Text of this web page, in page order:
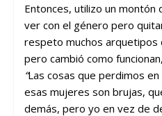
Entonces, utilizo un montón
ver con el género pero
respeto muchos arquetipos
pero cambió como
“Las cosas que perdimos
esas mujeres son brujas,
demás, pero yo en vez de